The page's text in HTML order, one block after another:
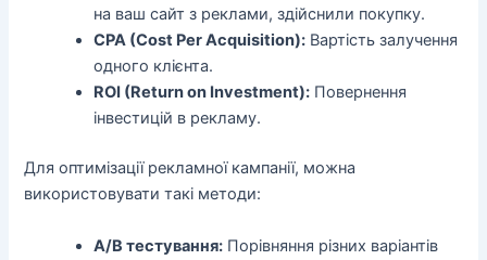
на ваш сайт з реклами, здійснили покупку.
CPA (Cost Per Acquisition): Вартість залучення
одного клієнта.
ROI (Return on Investment): Повернення
інвестицій в рекламу.
Для оптимізації рекламної кампанії, можна
використовувати такі методи:
A/B тестування: Порівняння різних варіантів